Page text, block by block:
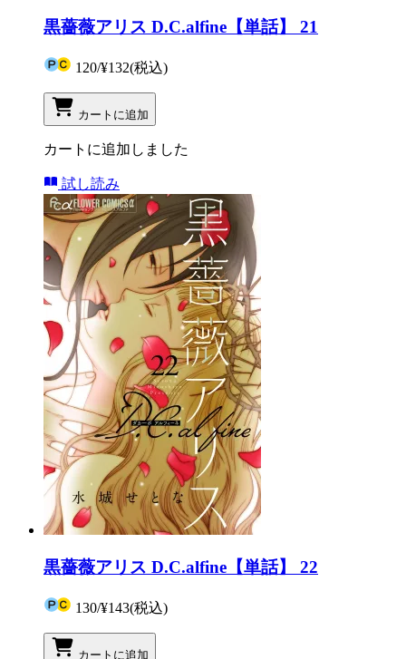
黒薔薇アリス D.C.alfine【単話】 21
120/¥132(税込)
カートに追加
カートに追加しました
試し読み
黒薔薇アリス D.C.alfine【単話】 22
130/¥143(税込)
カートに追加